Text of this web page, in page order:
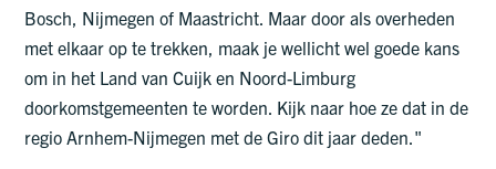
Bosch, Nijmegen of Maastricht. Maar door als overheden
met elkaar op te trekken, maak je wellicht wel goede kans
om in het Land van Cuijk en Noord-Limburg
doorkomstgemeenten te worden. Kijk naar hoe ze dat in de
regio Arnhem-Nijmegen met de Giro dit jaar deden."